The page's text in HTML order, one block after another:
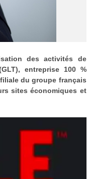
des activités de
entreprise 100 %
du groupe français
sites économiques et